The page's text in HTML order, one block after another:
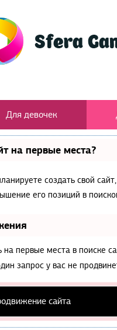
Для девочек
на первые места?
создать свой
его позиций в
на первые места в поиске
запрос у вас не
сайта